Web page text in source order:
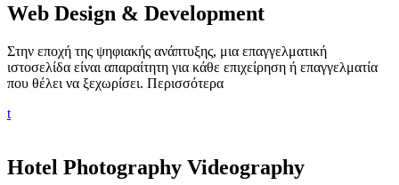
Web Design & Development
Στην εποχή της ψηφιακής ανάπτυξης, μια επαγγελματική
ιστοσελίδα είναι απαραίτητη για κάθε επιχείρηση ή επαγγελματία
που θέλει να ξεχωρίσει. Περισσότερα
t
Hotel Photography Videography